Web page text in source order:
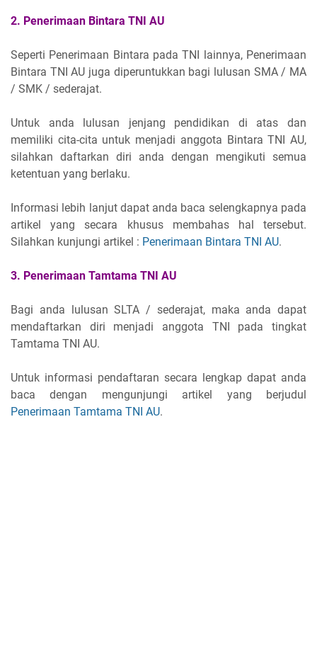
2. Penerimaan Bintara TNI AU
Seperti Penerimaan Bintara pada TNI lainnya, Penerimaan
Bintara TNI AU juga diperuntukkan bagi lulusan SMA / MA
/ SMK / sederajat.
Untuk anda lulusan jenjang pendidikan di atas dan
memiliki cita-cita untuk menjadi anggota Bintara TNI AU,
silahkan daftarkan diri anda dengan mengikuti semua
ketentuan yang berlaku.
Informasi lebih lanjut dapat anda baca selengkapnya pada
artikel yang secara khusus membahas hal tersebut.
Silahkan kunjungi artikel : Penerimaan Bintara TNI AU.
3. Penerimaan Tamtama TNI AU
Bagi anda lulusan SLTA / sederajat, maka anda dapat
mendaftarkan diri menjadi anggota TNI pada tingkat
Tamtama TNI AU.
Untuk informasi pendaftaran secara lengkap dapat anda
baca dengan mengunjungi artikel yang berjudul
Penerimaan Tamtama TNI AU.